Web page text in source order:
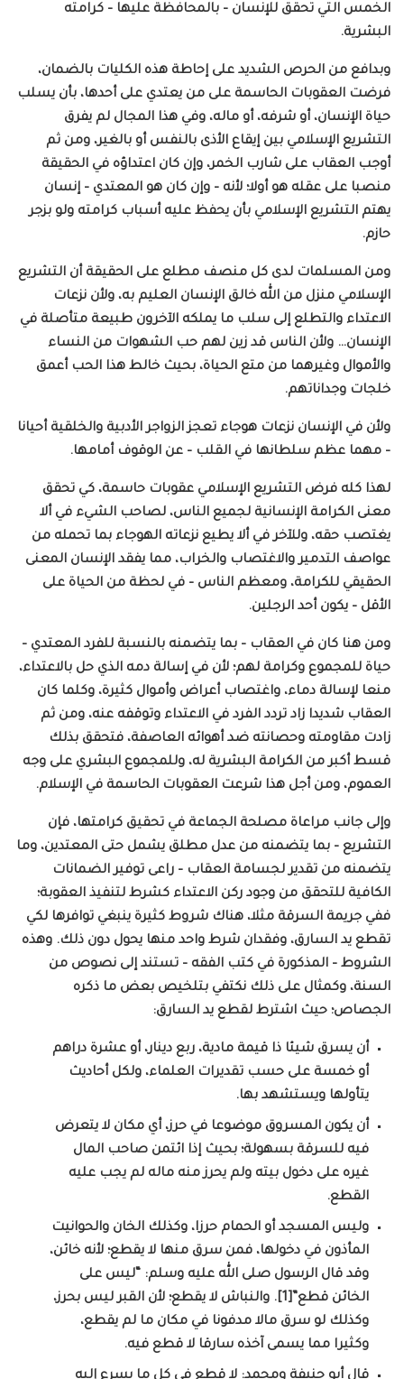
الخمس التي تحقق للإنسان – بالمحافظة عليها – كرامته
البشرية.
وبدافع من الحرص الشديد على إحاطة هذه الكليات بالضمان،
فرضت العقوبات الحاسمة على من يعتدي على أحدها، بأن يسلب
حياة الإنسان، أو شرفه، أو ماله، وفي هذا المجال لم يفرق
التشريع الإسلامي بين إيقاع الأذى بالنفس أو بالغير، ومن ثم
أوجب العقاب على شارب الخمر، وإن كان اعتداؤه في الحقيقة
منصبا على عقله هو أولا؛ لأنه – وإن كان هو المعتدي – إنسان
يهتم التشريع الإسلامي بأن يحفظ عليه أسباب كرامته ولو بزجر
حازم.
ومن المسلمات لدى كل منصف مطلع على الحقيقة أن التشريع
الإسلامي منزل من الله خالق الإنسان العليم به، ولأن نزعات
الاعتداء والتطلع إلى سلب ما يملكه الآخرون طبيعة متأصلة في
الإنسان… ولأن الناس قد زين لهم حب الشهوات من النساء
والأموال وغيرهما من متع الحياة، بحيث خالط هذا الحب أعمق
خلجات وجداناتهم.
ولأن في الإنسان نزعات هوجاء تعجز الزواجر الأدبية والخلقية أحيانا
– مهما عظم سلطانها في القلب – عن الوقوف أمامها.
لهذا كله فرض التشريع الإسلامي عقوبات حاسمة، كي تحقق
معنى الكرامة الإنسانية لجميع الناس، لصاحب الشيء في ألا
يغتصب حقه، وللآخر في ألا يطيع نزعاته الهوجاء بما تحمله من
عواصف التدمير والاغتصاب والخراب، مما يفقد الإنسان المعنى
الحقيقي للكرامة، ومعظم الناس – في لحظة من الحياة على
الأقل – يكون أحد الرجلين.
ومن هنا كان في العقاب – بما يتضمنه بالنسبة للفرد المعتدي –
حياة للمجموع وكرامة لهم؛ لأن في إسالة دمه الذي حل بالاعتداء،
منعا لإسالة دماء، واغتصاب أعراض وأموال كثيرة، وكلما كان
العقاب شديدا زاد تردد الفرد في الاعتداء وتوقفه عنه، ومن ثم
زادت مقاومته وحصانته ضد أهوائه العاصفة، فتحقق بذلك
قسط أكبر من الكرامة البشرية له، وللمجموع البشري على وجه
العموم، ومن أجل هذا شرعت العقوبات الحاسمة في الإسلام.
وإلى جانب مراعاة مصلحة الجماعة في تحقيق كرامتها، فإن
التشريع – بما يتضمنه من عدل مطلق يشمل حتى المعتدين، وما
يتضمنه من تقدير لجسامة العقاب – راعى توفير الضمانات
الكافية للتحقق من وجود ركن الاعتداء كشرط لتنفيذ العقوبة؛
ففي جريمة السرقة مثلا، هناك شروط كثيرة ينبغي توافرها لكي
تقطع يد السارق، وفقدان شرط واحد منها يحول دون ذلك. وهذه
الشروط – المذكورة في كتب الفقه – تستند إلى نصوص من
السنة، وكمثال على ذلك نكتفي بتلخيص بعض ما ذكره
الجصاص؛ حيث اشترط لقطع يد السارق:
أن يسرق شيئا ذا قيمة مادية، ربع دينار، أو عشرة دراهم
أو خمسة على حسب تقديرات العلماء، ولكل أحاديث
يتأولها ويستشهد بها.
أن يكون المسروق موضوعا في حرز، أي مكان لا يتعرض
فيه للسرقة بسهولة؛ بحيث إذا ائتمن صاحب المال
غيره على دخول بيته ولم يحرز منه ماله لم يجب عليه
القطع.
وليس المسجد أو الحمام حرزا، وكذلك الخان والحوانيت
المأذون في دخولها، فمن سرق منها لا يقطع؛ لأنه خائن،
وقد قال الرسول صلى الله عليه وسلم: “ليس على
الخائن قطع”[1]. والنباش لا يقطع؛ لأن القبر ليس بحرز،
وكذلك لو سرق مالا مدفونا في مكان ما لم يقطع،
وكثيرا مما يسمى آخذه سارقا لا قطع فيه.
قال أبو حنيفة ومحمد: لا قطع في كل ما يسرع إليه